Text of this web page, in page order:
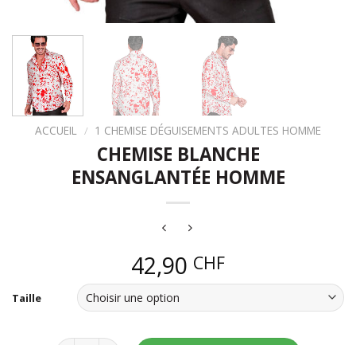
ACCUEIL / 1 CHEMISE DÉGUISEMENTS ADULTES HOMME
CHEMISE BLANCHE
ENSANGLANTÉE HOMME
42,90 CHF
Taille